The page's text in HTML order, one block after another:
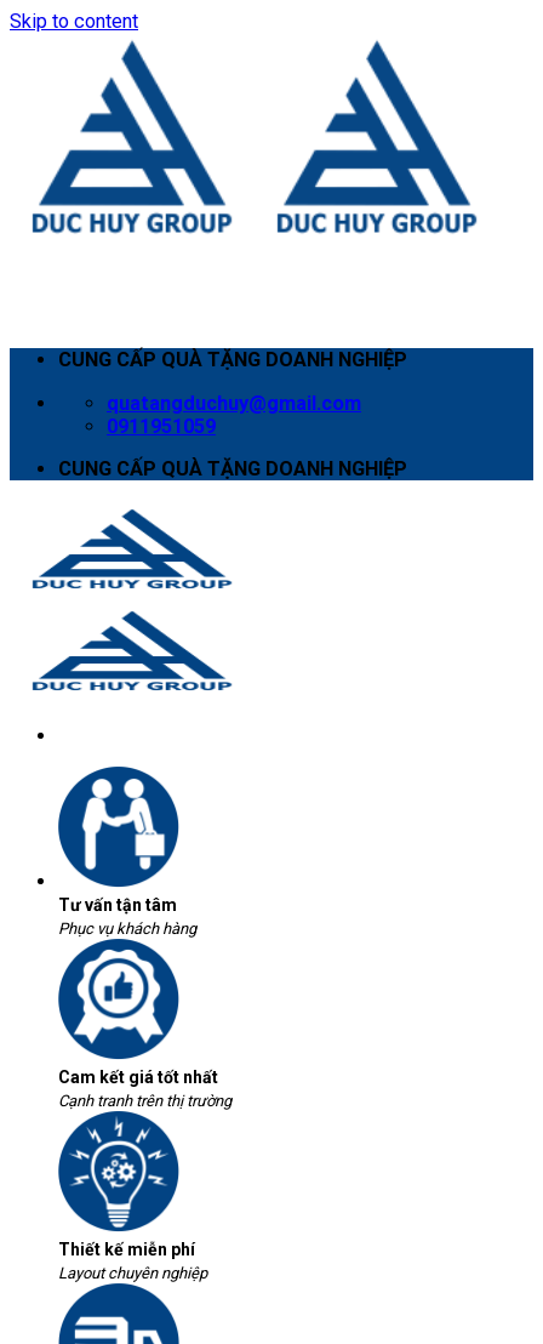
Skip to content
CUNG CẤP QUÀ TẶNG DOANH NGHIỆP
quatangduchuy@gmail.com
0911951059
CUNG CẤP QUÀ TẶNG DOANH NGHIỆP
Tư vấn tận tâm
Phục vụ khách hàng
Cam kết giá tốt nhất
Cạnh tranh trên thị trường
Thiết kế miễn phí
Layout chuyên nghiệp